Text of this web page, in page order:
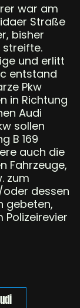
war am
Straße
bisher
streifte.
und erlitt
entstand
Pkw
in Richtung
Audi
sollen
B 169
auch die
Fahrzeuge,
zum
dessen
gebeten,